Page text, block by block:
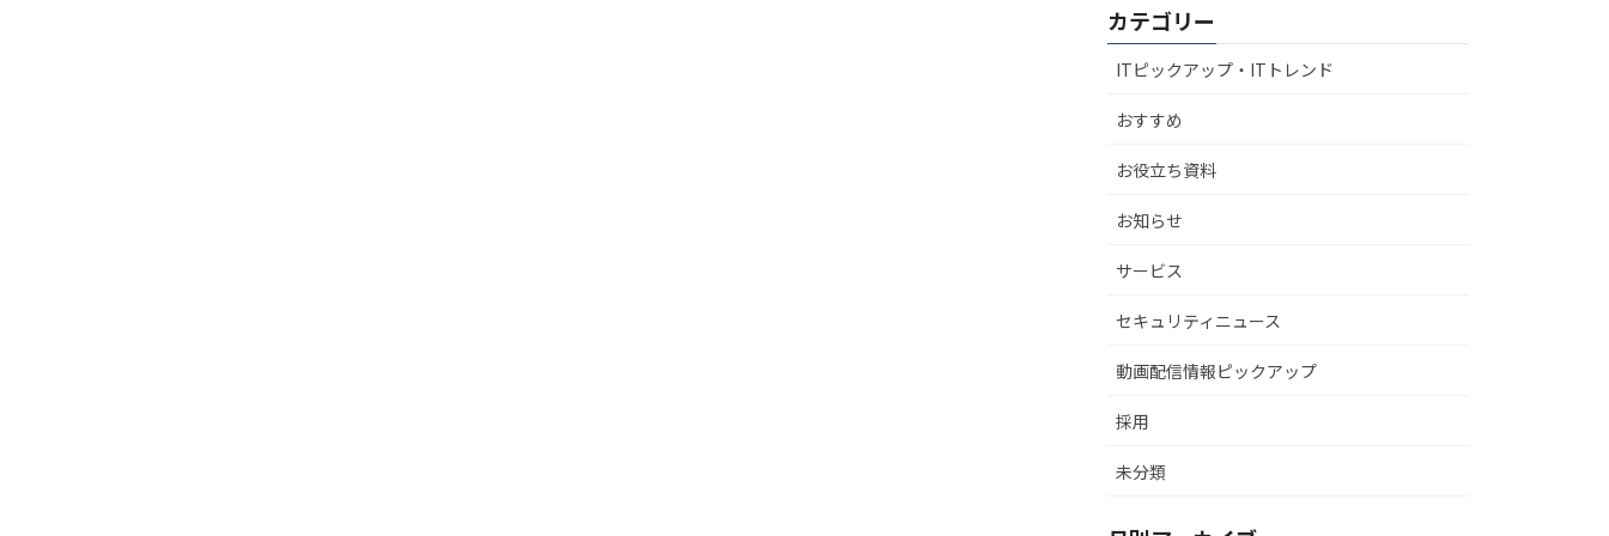
カテゴリー
ITピックアップ・ITトレンド
おすすめ
お役立ち資料
お知らせ
サービス
セキュリティニュース
動画配信情報ピックアップ
採用
未分類